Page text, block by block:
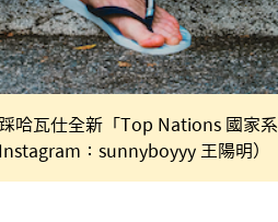
哈瓦仕全新「Top Nations 國家
：sunnyboyyy 王陽明）